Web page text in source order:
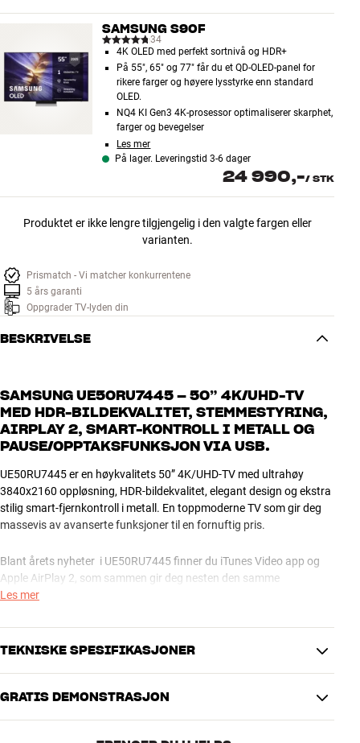
SAMSUNG S90F
34
4K OLED med perfekt sortnivå og HDR+
På 55", 65" og 77" får du et QD-OLED-panel for
rikere farger og høyere lysstyrke enn standard
OLED.
NQ4 KI Gen3 4K-prosessor optimaliserer skarphet,
farger og bevegelser
Les mer
På lager. Leveringstid 3-6 dager
24 990,-/ STK
Produktet er ikke lengre tilgjengelig i den valgte fargen eller
varianten.
Prismatch - Vi matcher konkurrentene
5 års garanti
Oppgrader TV-lyden din
BESKRIVELSE
SAMSUNG UE50RU7445 – 50” 4K/UHD-TV
MED HDR-BILDEKVALITET, STEMMESTYRING,
AIRPLAY 2, SMART-KONTROLL I METALL OG
PAUSE/OPPTAKSFUNKSJON VIA USB.
UE50RU7445 er en høykvalitets 50” 4K/UHD-TV med ultrahøy
3840x2160 oppløsning, HDR-bildekvalitet, elegant design og ekstra
stilig smart-fjernkontroll i metall. En toppmoderne TV som gir deg
massevis av avanserte funksjoner til en fornuftig pris.
Blant årets nyheter i UE50RU7445 finner du iTunes Video app og
Apple AirPlay 2, som sammen gir deg nesten den samme
funksjonaliteten som en separat Apple TV-boks. Da både sparer du
TV-en med en separat smarthøyttaler eller med smarttelefonen din.
Stemmestyring er mulig med Google Assistant og Amazon Alexa.
Bluetooth-basert Smart Control i metallfinish følger med.
Les mer
TEKNISKE SPESIFIKASJONER
ENERGI
GRATIS DEMONSTRASJON